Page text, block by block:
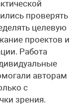
проверять
целевую
проектов и
Работа
авторам
с
зрения.